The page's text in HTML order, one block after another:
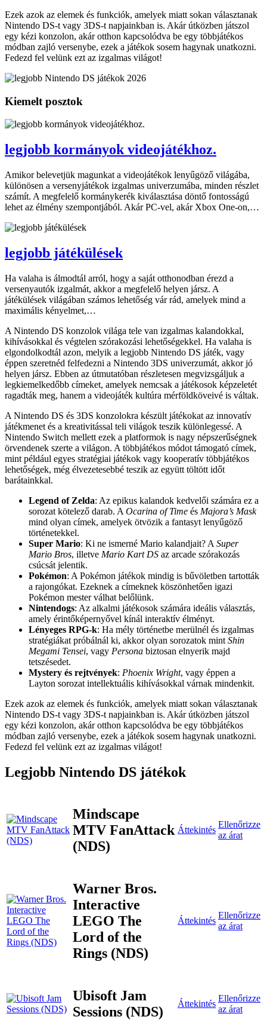
Ezek azok az elemek és funkciók, amelyek miatt sokan választanak
Nintendo DS-t vagy 3DS-t napjainkban is. Akár útközben játszol
egy kézi konzolon, akár otthon kapcsolódva be egy többjátékos
módban zajló versenybe, ezek a játékok sosem hagynak unatkozni.
Fedezd fel velünk ezt az izgalmas világot!
Kiemelt posztok
legjobb kormányok videojátékhoz.
Amikor belevetjük magunkat a videojátékok lenyűgöző világába,
különösen a versenyjátékok izgalmas univerzumába, minden részlet
számít. A megfelelő kormánykerék kiválasztása döntő fontosságú
lehet az élmény szempontjából. Akár PC-vel, akár Xbox One-on,…
legjobb játékülések
Ha valaha is álmodtál arról, hogy a saját otthonodban érezd a
versenyautók izgalmát, akkor a megfelelő helyen jársz. A
játékülések világában számos lehetőség vár rád, amelyek mind a
maximális kényelmet,…
A Nintendo DS konzolok világa tele van izgalmas kalandokkal,
kihívásokkal és végtelen szórakozási lehetőségekkel. Ha valaha is
elgondolkodtál azon, melyik a legjobb Nintendo DS játék, vagy
éppen szeretnéd felfedezni a Nintendo 3DS univerzumát, akkor jó
helyen jársz. Ebben az útmutatóban részletesen megvizsgáljuk a
legkiemelkedőbb címeket, amelyek nemcsak a játékosok képzeletét
ragadták meg, hanem a videojáték kultúra mérföldköveivé is váltak.
A Nintendo DS és 3DS konzolokra készült játékokat az innovatív
játékmenet és a kreativitással teli világok teszik különlegessé. A
Nintendo Switch mellett ezek a platformok is nagy népszerűségnek
örvendenek szerte a világon. A többjátékos módot támogató címek,
mint például egyes stratégiai játékok vagy kooperatív többjátékos
lehetőségek, még élvezetesebbé teszik az együtt töltött időt
barátainkkal.
Legend of Zelda: Az epikus kalandok kedvelői számára ez a
sorozat kötelező darab. A Ocarina of Time és Majora’s Mask
mind olyan címek, amelyek ötvözik a fantasyt lenyűgöző
történetekkel.
Super Mario: Ki ne ismerné Mario kalandjait? A Super
Mario Bros, illetve Mario Kart DS az arcade szórakozás
csúcsát jelentik.
Pokémon: A Pokémon játékok mindig is bűvöletben tartották
a rajongókat. Ezeknek a címeknek köszönhetően igazi
Pokémon mester válhat belőlünk.
Nintendogs: Az alkalmi játékosok számára ideális választás,
amely érintőképernyővel kínál interaktív élményt.
Lényeges RPG-k: Ha mély történetbe merülnél és izgalmas
stratégiákat próbálnál ki, akkor olyan sorozatok mint Shin
Megami Tensei, vagy Persona biztosan elnyerik majd
tetszésedet.
Mystery és rejtvények: Phoenix Wright, vagy éppen a
Layton sorozat intellektuális kihívásokkal várnak mindenkit.
Ezek azok az elemek és funkciók, amelyek miatt sokan választanak
Nintendo DS-t vagy 3DS-t napjainkban is. Akár útközben játszol
egy kézi konzolon, akár otthon kapcsolódva be egy többjátékos
módban zajló versenybe, ezek a játékok sosem hagynak unatkozni.
Fedezd fel velünk ezt az izgalmas világot!
Legjobb Nintendo DS játékok
Mindscape
MTV FanAttack
(NDS)
Áttekintés
Ellenőrizze
az árat
Warner Bros.
Interactive
LEGO The
Lord of the
Rings (NDS)
Áttekintés
Ellenőrizze
az árat
Ubisoft Jam
Sessions (NDS)
Áttekintés
Ellenőrizze
az árat